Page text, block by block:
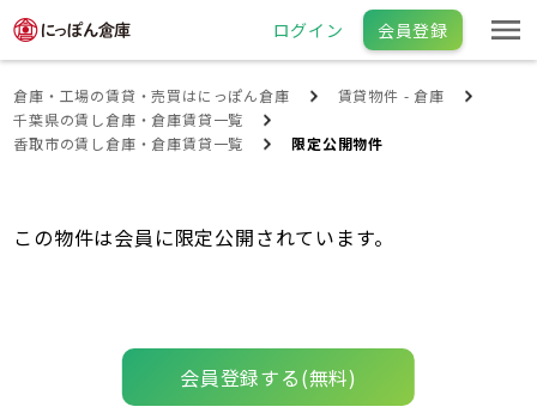
ログイン 会員登録
倉庫・工場の賃貸・売買はにっぽん倉庫
賃貸物件 - 倉庫
千葉県の賃し倉庫・倉庫賃貸一覧
香取市の賃し倉庫・倉庫賃貸一覧
限定公開物件
この物件は会員に限定公開されています。
会員登録する(無料)